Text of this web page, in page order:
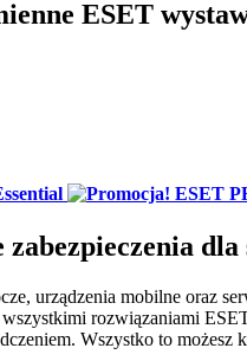
ESET
ESET
zabezpieczenia
urządzenia mobilne oraz
rozwiązaniami
Wszystko to możesz